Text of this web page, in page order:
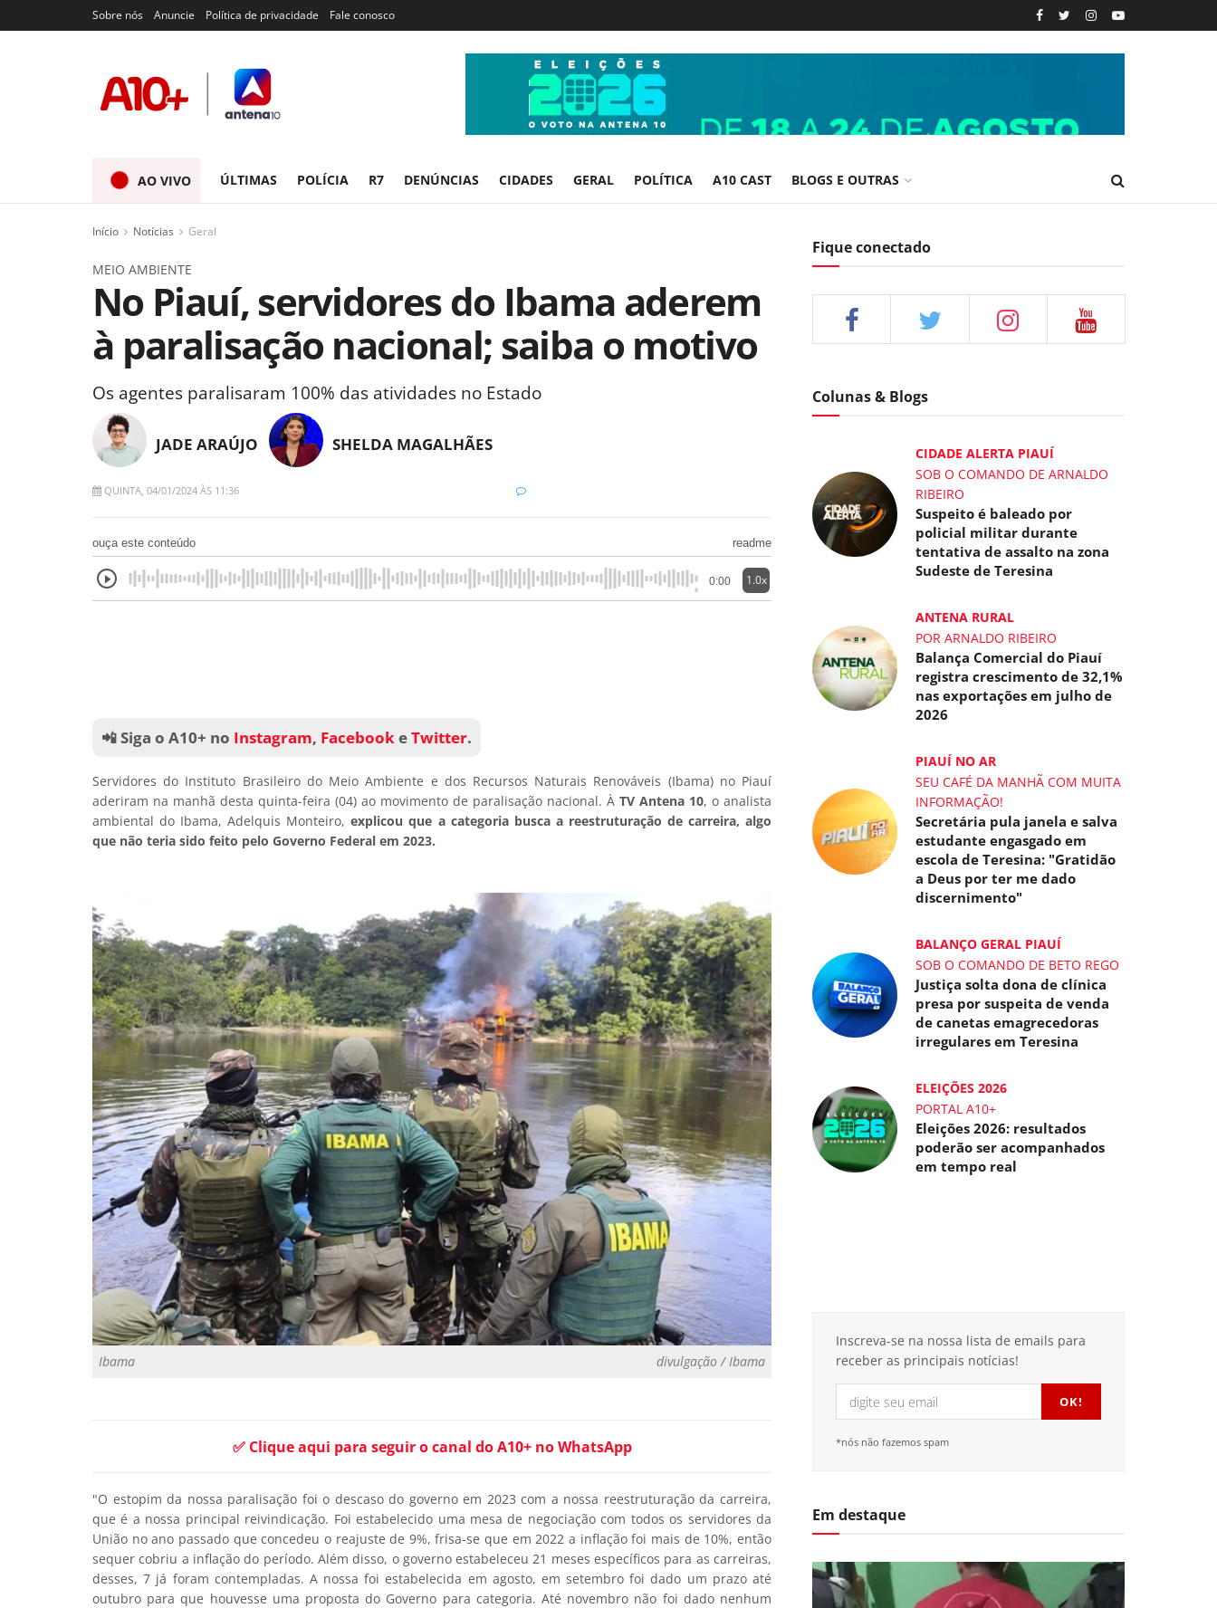
Sobre nós Anuncie Política de privacidade Fale conosco
AO VIVO ÚLTIMAS POLÍCIA R7 DENÚNCIAS CIDADES GERAL POLÍTICA A10 CAST BLOGS E OUTRAS
Início Notícias Geral
MEIO AMBIENTE
No Piauí, servidores do Ibama aderem
à paralisação nacional; saiba o motivo
Os agentes paralisaram 100% das atividades no Estado
JADE ARAÚJO SHELDA MAGALHÃES
QUINTA, 04/01/2024 ÀS 11:36
ouça este conteúdo readme
0:00 1.0x
📲 Siga o A10+ no Instagram, FacebookeTwitter.
Servidores do Instituto Brasileiro do Meio Ambiente e dos Recursos Naturais Renováveis (Ibama) no Piauí
aderiram na manhã desta quinta-feira (04) ao movimento de paralisação nacional. À TV Antena 10, o analista
ambiental do Ibama, Adelquis Monteiro,explicou que a categoria busca a reestruturação de carreira, algo
que não teria sido feito pelo Governo Federal em 2023.
Ibama divulgação / Ibama
✅ Clique aqui para seguir o canal do A10+ no WhatsApp
"O estopim da nossa paralisação foi o descaso do governo em 2023 com a nossa reestruturação da carreira,
que é a nossa principal reivindicação. Foi estabelecido uma mesa de negociação com todos os servidores da
União no ano passado que concedeu o reajuste de 9%, frisa-se que em 2022 a inflação foi mais de 10%, então
sequer cobriu a inflação do período. Além disso, o governo estabeleceu 21 meses específicos para as carreiras,
desses, 7 já foram contempladas. A nossa foi estabelecida em agosto, em setembro foi dado um prazo até
outubro para que houvesse uma proposta do Governo para categoria. Até novembro não foi dado nenhum
Fique conectado
Colunas & Blogs
CIDADE ALERTA PIAUÍ
SOB O COMANDO DE ARNALDO
RIBEIRO
Suspeito é baleado por
policial militar durante
tentativa de assalto na zona
Sudeste de Teresina
ANTENA RURAL
POR ARNALDO RIBEIRO
Balança Comercial do Piauí
registra crescimento de 32,1%
nas exportações em julho de
2026
PIAUÍ NO AR
SEU CAFÉ DA MANHÃ COM MUITA
INFORMAÇÃO!
Secretária pula janela e salva
estudante engasgado em
escola de Teresina: "Gratidão
a Deus por ter me dado
discernimento"
BALANÇO GERAL PIAUÍ
SOB O COMANDO DE BETO REGO
Justiça solta dona de clínica
presa por suspeita de venda
de canetas emagrecedoras
irregulares em Teresina
ELEIÇÕES 2026
PORTAL A10+
Eleições 2026: resultados
poderão ser acompanhados
em tempo real
Inscreva-se na nossa lista de emails para
receber as principais notícias!
*nós não fazemos spam
Em destaque